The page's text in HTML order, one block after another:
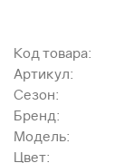
Код товара:
Артикул:
Сезон:
Бренд:
Модель:
Цвет: